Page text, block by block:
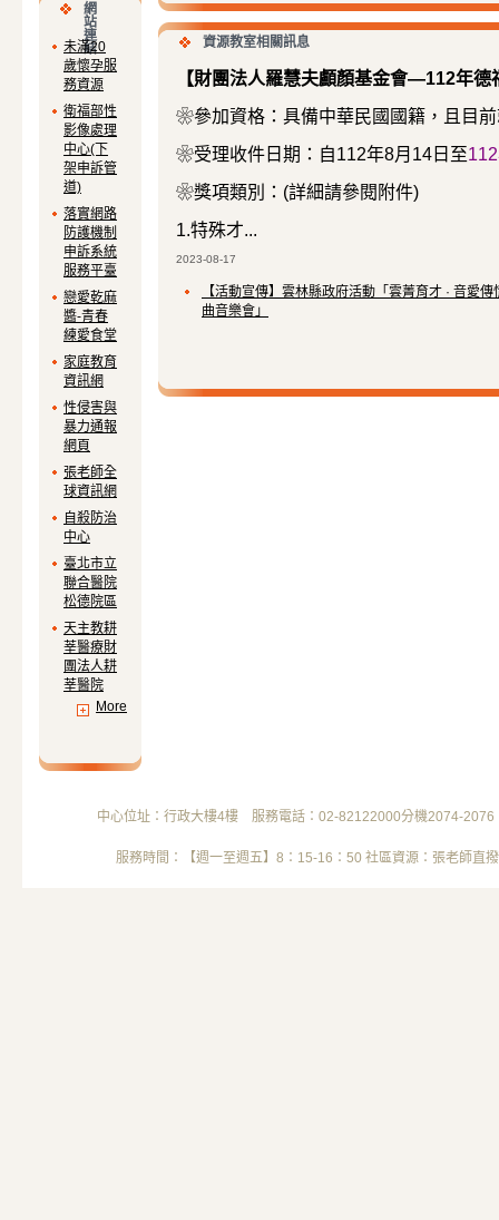
網
站
連
結
未滿20
歲懷孕服
務資源
衛福部性
影像處理
中心(下
架申訴管
道)
落實網路
防護機制
申訴系統
服務平臺
戀愛乾麻
醬-青春
練愛食堂
家庭教育
資訊網
性侵害與
暴力通報
網頁
張老師全
球資訊網
自殺防治
中心
臺北市立
聯合醫院
松德院區
天主教耕
莘醫療財
團法人耕
莘醫院
More
資源教室相關訊息
112年德福獎助學金申請辦法
【財團法人羅慧夫顱顏基金會—112年德
❀參加資格：具備中華民國國籍，且目
❀受理收件日期 ：自112年8月14日至
❀獎項類別 ：(詳細請參閱附件)
1.特殊才...
2023-08-17
【活動宣傳】雲林縣政府活動「雲菁育才 · 音愛
曲音樂會」
🎙️ 2026「雲菁育才 ·音愛傳情」 身心障礙經典歌曲
中心位址：行政大樓4樓 服務電話：02-82122000分機2074-
服務時間：【週一至週五】8：15-16：50 社區資源：張老師直